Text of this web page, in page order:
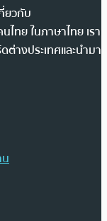
ยวกับ
ไทย ในภาษาไทย เรา
างประเทศและนำมา